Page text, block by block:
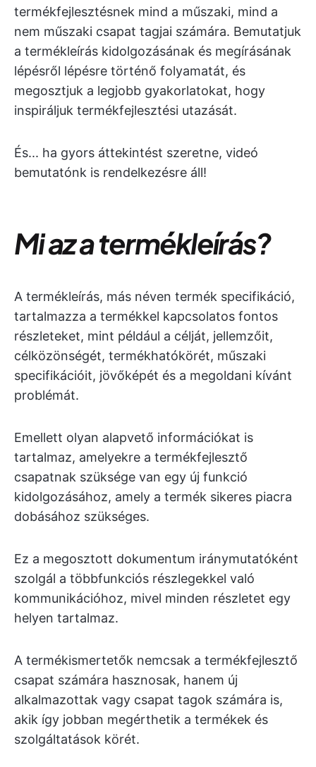
termékfejlesztésnek mind a műszaki, mind a
nem műszaki csapat tagjai számára. Bemutatjuk
a termékleírás kidolgozásának és megírásának
lépésről lépésre történő folyamatát, és
megosztjuk a legjobb gyakorlatokat, hogy
inspiráljuk termékfejlesztési utazását.
És... ha gyors áttekintést szeretne, videó
bemutatónk is rendelkezésre áll!
Mi az a termékleírás?
A termékleírás, más néven termék specifikáció,
tartalmazza a termékkel kapcsolatos fontos
részleteket, mint például a célját, jellemzőit,
célközönségét, termékhatókörét, műszaki
specifikációit, jövőképét és a megoldani kívánt
problémát.
Emellett olyan alapvető információkat is
tartalmaz, amelyekre a termékfejlesztő
csapatnak szüksége van egy új funkció
kidolgozásához, amely a termék sikeres piacra
dobásához szükséges.
Ez a megosztott dokumentum iránymutatóként
szolgál a többfunkciós részlegekkel való
kommunikációhoz, mivel minden részletet egy
helyen tartalmaz.
A termékismertetők nemcsak a termékfejlesztő
csapat számára hasznosak, hanem új
alkalmazottak vagy csapat tagok számára is,
akik így jobban megérthetik a termékek és
szolgáltatások körét.